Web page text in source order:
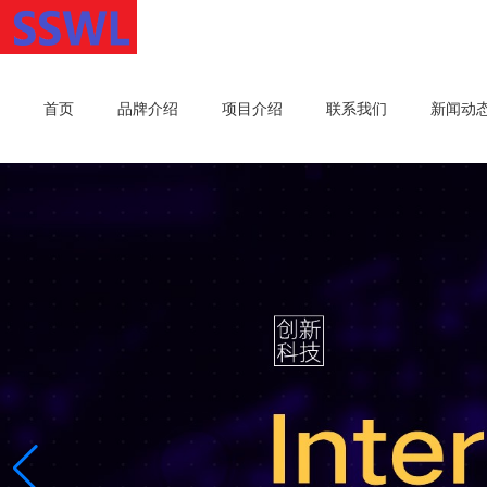
首页 品牌介绍 项目介绍 联系我们 新闻动